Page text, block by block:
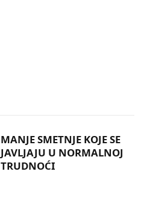
MANJE SMETNJE KOJE SE
JAVLJAJU U NORMALNOJ
TRUDNOĆI